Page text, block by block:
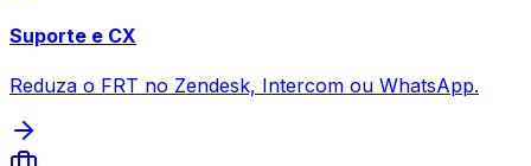
Suporte e CX
Reduza o FRT no Zendesk, Intercom ou WhatsApp.